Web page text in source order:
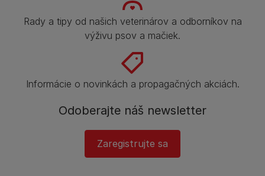
Rady a tipy od našich veterinárov a odborníkov na
výživu psov a mačiek.
Informácie o novinkách a propagačných akciách.
Odoberajte náš newsletter
Zaregistrujte sa